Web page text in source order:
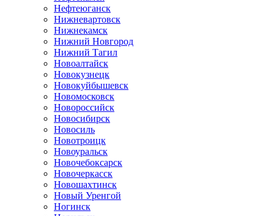
Нефтеюганск
Нижневартовск
Нижнекамск
Нижний Новгород
Нижний Тагил
Новоалтайск
Новокузнецк
Новокуйбышевск
Новомосковск
Новороссийск
Новосибирск
Новосиль
Новотроицк
Новоуральск
Новочебоксарск
Новочеркасск
Новошахтинск
Новый Уренгой
Ногинск